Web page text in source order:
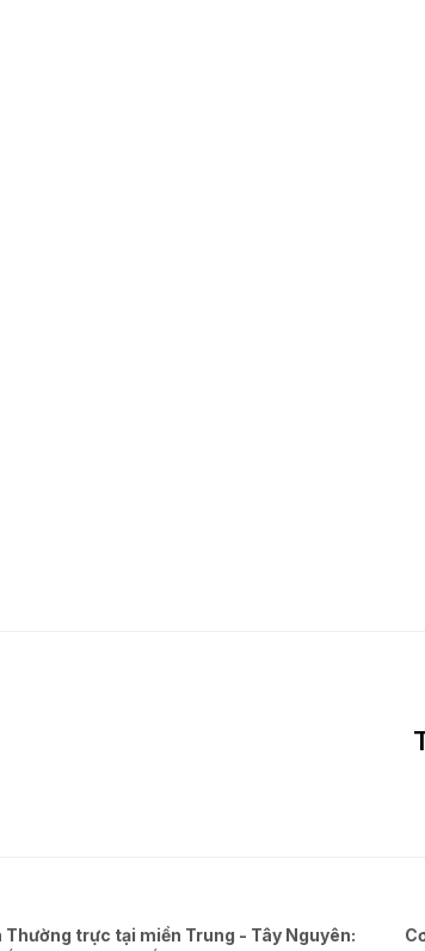
Thường trực tại miền Trung - Tây Nguyên: